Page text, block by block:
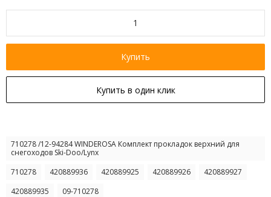
Купить
Купить в один клик
710278 /12-94284 WINDEROSA Комплект прокладок верхний для
снегоходов Ski-Doo/Lynx
710278
420889936 420889925 420889926
420889927
420889935
09-710278